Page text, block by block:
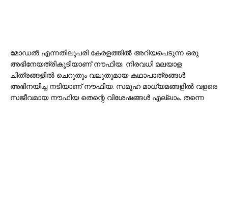
മോഡൽ എന്നതിലുപരി കേരളത്തിൽ അറിയപെടുന്ന ഒരു
അഭിനേയത്രികൂടിയാണ് നൗഫിയ. നിരവധി മലയാള
ചിത്രങ്ങളിൽ ചെറുതും വലുതുമായ കഥാപാത്രങ്ങൾ
അഭിനയിച്ച നടിയാണ് നൗഫിയ. സമൂഹ മാധ്യമങ്ങളിൽ വളരെ
സജീവമായ നൗഫിയ തെന്റെ വിശേഷങ്ങൾ എല്ലാം. തന്നെ